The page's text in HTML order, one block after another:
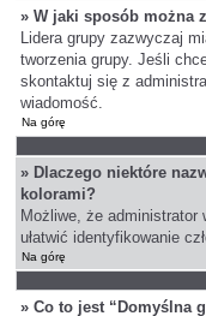
» W jaki sposób można
Lidera grupy zazwyczaj
tworzenia grupy. Jeśli
skontaktuj się z
wiadomość.
Na górę
» Dlaczego niektóre
kolorami?
Możliwe, że administrator
ułatwić identyfikowanie
Na górę
» Co to jest “Domyślna